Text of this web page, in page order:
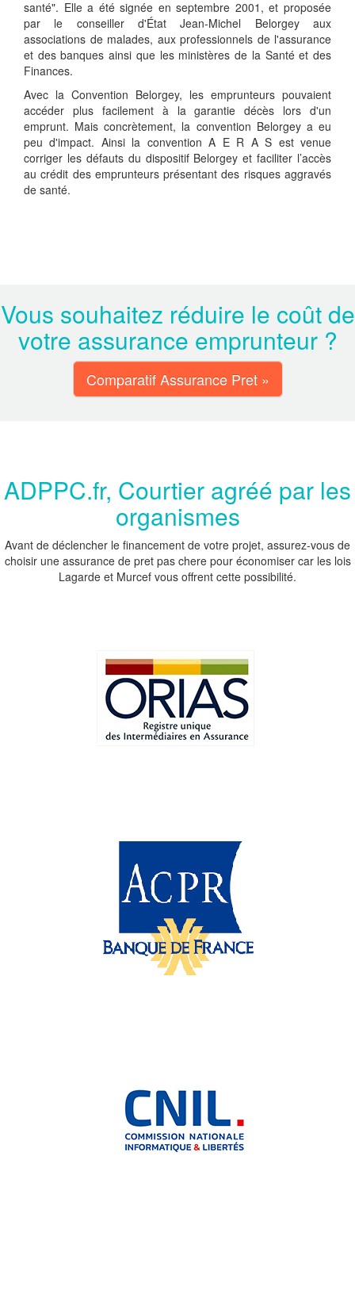
santé". Elle a été signée en septembre 2001, et proposée
par le conseiller d'État Jean-Michel Belorgey aux
associations de malades, aux professionnels de l'assurance
et des banques ainsi que les ministères de la Santé et des
Finances.
Avec la Convention Belorgey, les emprunteurs pouvaient
accéder plus facilement à la garantie décès lors d'un
emprunt. Mais concrètement, la convention Belorgey a eu
peu d'impact. Ainsi la convention A E R A S est venue
corriger les défauts du dispositif Belorgey et faciliter l’accès
au crédit des emprunteurs présentant des risques aggravés
de santé.
Vous souhaitez réduire le coût de
votre assurance emprunteur ?
Comparatif Assurance Pret »
ADPPC.fr, Courtier agréé par les
organismes
Avant de déclencher le financement de votre projet, assurez-vous de
choisir une assurance de pret pas chere pour économiser car les lois
Lagarde et Murcef vous offrent cette possibilité.